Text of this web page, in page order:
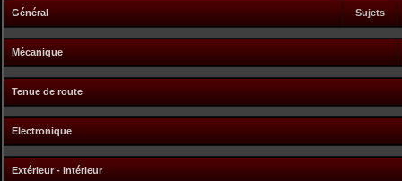
Général Sujets
Mécanique
Tenue de route
Electronique
Extérieur - intérieur